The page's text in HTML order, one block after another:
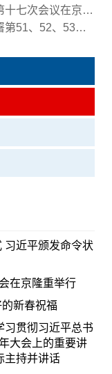
次会议在京闭幕
、55、56、57号主席令
习近平颁发命令状
在京隆重举行
新春祝福
习贯彻习近平总书
大会上的重要讲
主持并讲话